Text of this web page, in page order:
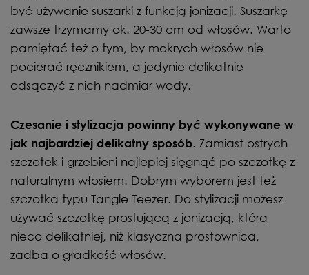
być używanie suszarki z funkcją jonizacji. Suszarkę
zawsze trzymamy ok. 20-30 cm od włosów. Warto
pamiętać też o tym, by mokrych włosów nie
pocierać ręcznikiem, a jedynie delikatnie
odsączyć z nich nadmiar wody.
Czesanie i stylizacja powinny być wykonywane w
jak najbardziej delikatny sposób. Zamiast ostrych
szczotek i grzebieni najlepiej sięgnąć po szczotkę z
naturalnym włosiem. Dobrym wyborem jest też
szczotka typu Tangle Teezer. Do stylizacji możesz
używać szczotkę prostującą z jonizacją, która
nieco delikatniej, niż klasyczna prostownica,
zadba o gładkość włosów.